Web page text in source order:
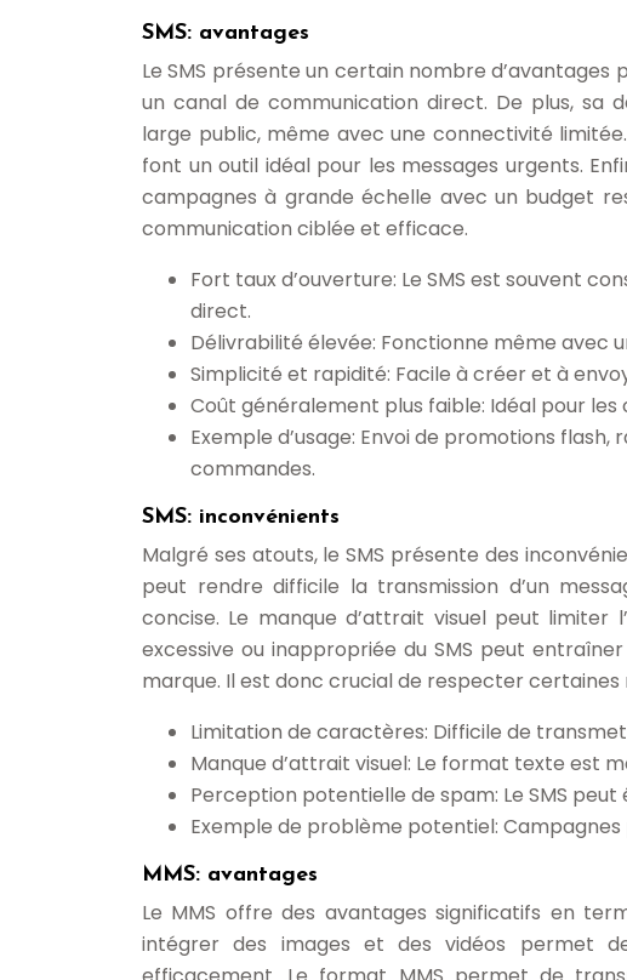
SMS: avantages
Le SMS présente un certain nombre
un canal de communication direct. De plus, sa
large public, même avec une connectivité
font un outil idéal pour les messages urgents.
campagnes à grande échelle avec un budget
communication ciblée et efficace.
Fort taux d’ouverture: Le SMS est souvent
direct.
Délivrabilité élevée: Fonctionne même avec
Simplicité et rapidité: Facile à créer et à
Coût généralement plus faible: Idéal pour
Exemple d’usage: Envoi de promotions
commandes.
SMS: inconvénients
Malgré ses atouts, le SMS présente des
peut rendre difficile la transmission d’un
concise. Le manque d’attrait visuel peut limiter
excessive ou inappropriée du SMS peut
marque. Il est donc crucial de respecter
Limitation de caractères: Difficile de
Manque d’attrait visuel: Le format texte est
Perception potentielle de spam: Le SMS
Exemple de problème potentiel:
MMS: avantages
Le MMS offre des avantages significatifs en
intégrer des images et des vidéos permet